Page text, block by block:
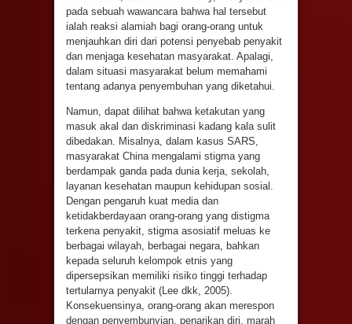
pada sebuah wawancara bahwa hal tersebut
ialah reaksi alamiah bagi orang-orang untuk
menjauhkan diri dari potensi penyebab penyakit
dan menjaga kesehatan masyarakat. Apalagi,
dalam situasi masyarakat belum memahami
tentang adanya penyembuhan yang diketahui.
Namun, dapat dilihat bahwa ketakutan yang
masuk akal dan diskriminasi kadang kala sulit
dibedakan. Misalnya, dalam kasus SARS,
masyarakat China mengalami stigma yang
berdampak ganda pada dunia kerja, sekolah,
layanan kesehatan maupun kehidupan sosial.
Dengan pengaruh kuat media dan
ketidakberdayaan orang-orang yang distigma
terkena penyakit, stigma asosiatif meluas ke
berbagai wilayah, berbagai negara, bahkan
kepada seluruh kelompok etnis yang
dipersepsikan memiliki risiko tinggi terhadap
tertularnya penyakit (Lee dkk, 2005).
Konsekuensinya, orang-orang akan merespon
dengan penyembunyian, penarikan diri, marah